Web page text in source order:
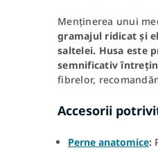
Menținerea unui
gramajul ridicat și
saltelei. Husa este
semnificativ
fibrelor,
Accesorii
Perne anatomice: